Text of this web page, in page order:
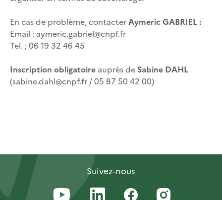
En cas de problème, contacterAymeric GABRIEL :
Email : aymeric.gabriel@cnpf.fr
Tel. ; 06 19 32 46 45
Inscription obligatoire auprès de Sabine DAHL
(sabine.dahl@cnpf.fr / 05 87 50 42 00)
Suivez-nous